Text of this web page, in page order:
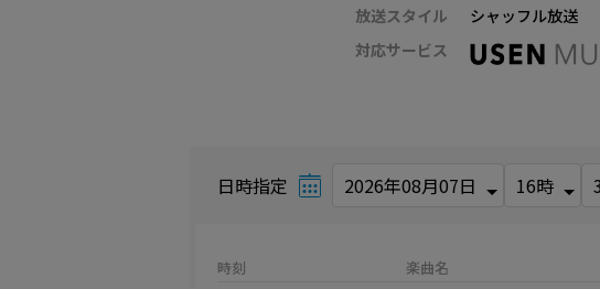
放送スタイル シャッフル放送
対応サービス
日時指定
時刻 楽曲名